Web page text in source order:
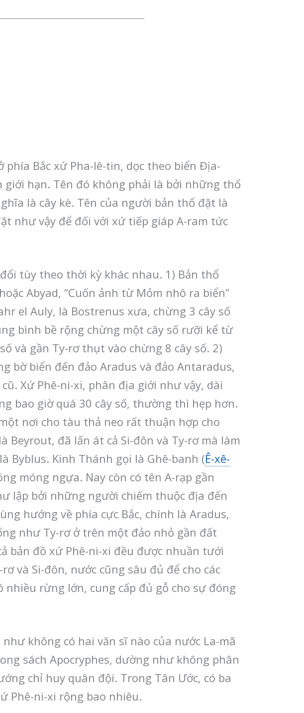
Bắc xứ Pha-lê-tin, dọc theo biển Địa-
hạn. Tên đó không phải là bởi những thổ
là cây kè. Tên của người bản thổ đặt là
như vậy để đối với xứ tiếp giáp A-ram tức
tùy theo thời kỳ khác nhau. 1) Bản thổ
Abyad, “Cuốn ảnh từ Mỏm nhô ra biển”
el Auly, là Bostrenus xưa, chừng 3 cây số
bình bề rộng chừng một cây số rưỡi kể từ
và gần Ty-rơ thụt vào chừng 8 cây số. 2)
bờ biển đến đảo Aradus và đảo Antaradus,
Xứ Phê-ni-xi, phân địa giới như vậy, dài
bao giờ quá 30 cây số, thường thì hẹp hơn.
nơi cho tàu thả neo rất thuận hợp cho
Beyrout, đã lấn át cả Si-đôn và Ty-rơ mà làm
Byblus. Kinh Thánh gọi là Ghê-banh (Ê-xê-
móng ngựa. Nay còn có tên A-rạp gần
lập bởi những người chiếm thuộc địa đến
hướng về phía cực Bắc, chính là Aradus,
như Ty-rơ ở trên một đảo nhỏ gần đất
bản đồ xứ Phê-ni-xi đều được nhuần tưới
và Si-đôn, nước cũng sâu đủ để cho các
rừng lớn, cung cấp đủ gỗ cho sự đóng
không có hai văn sĩ nào của nước La-mã
sách Apocryphes, dường như không phân
chỉ huy quân đội. Trong Tân Ước, có ba
Phê-ni-xi rộng bao nhiêu.